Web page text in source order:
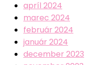
apríl 2024
marec 2024
február 2024
január 2024
december 2023